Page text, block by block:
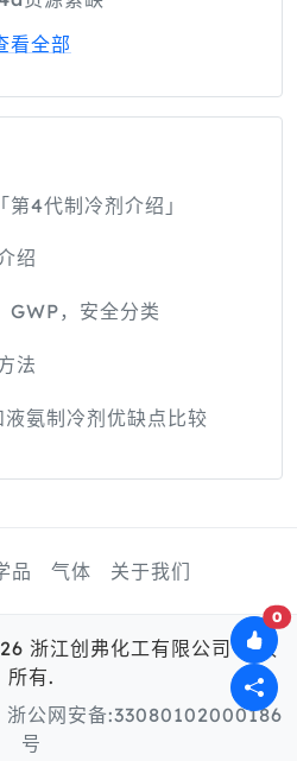
0
看全部
4代制冷剂介绍」
绍
GWP，安全分类
法
氨制冷剂优缺点比较
品 气体 关于我们
浙江创弗化工有限公司 版权
所有.
浙公网安备:33080102000186
号